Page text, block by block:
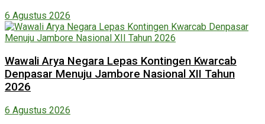
6 Agustus 2026
Wawali Arya Negara Lepas Kontingen Kwarcab
Denpasar Menuju Jambore Nasional XII Tahun
2026
6 Agustus 2026